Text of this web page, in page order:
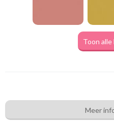
Toon alle
Va_Hunter 1055 Duck Egg
Meer